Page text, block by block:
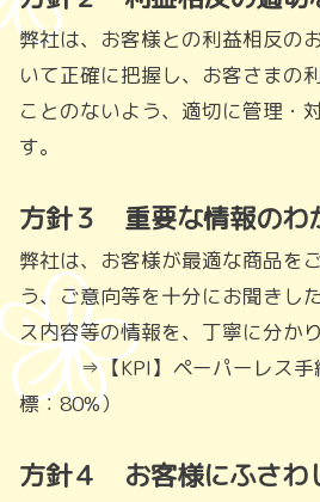
弊社は、お客様との利益相反の
いて正確に把握し、お客さまの
ことのないよう、適切に管理・
す。
方針３ 重要な情報のわ
弊社は、お客様が最適な商品を
う、ご意向等を十分にお聞きし
ス内容等の情報を、丁寧に分か
⇒【KPI】ペーパーレス手
標：80%）
方針４ お客様にふさわ